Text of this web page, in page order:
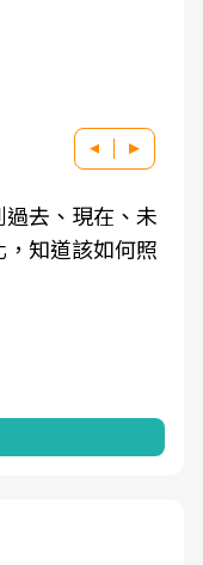
去、現在、未
知道該如何照